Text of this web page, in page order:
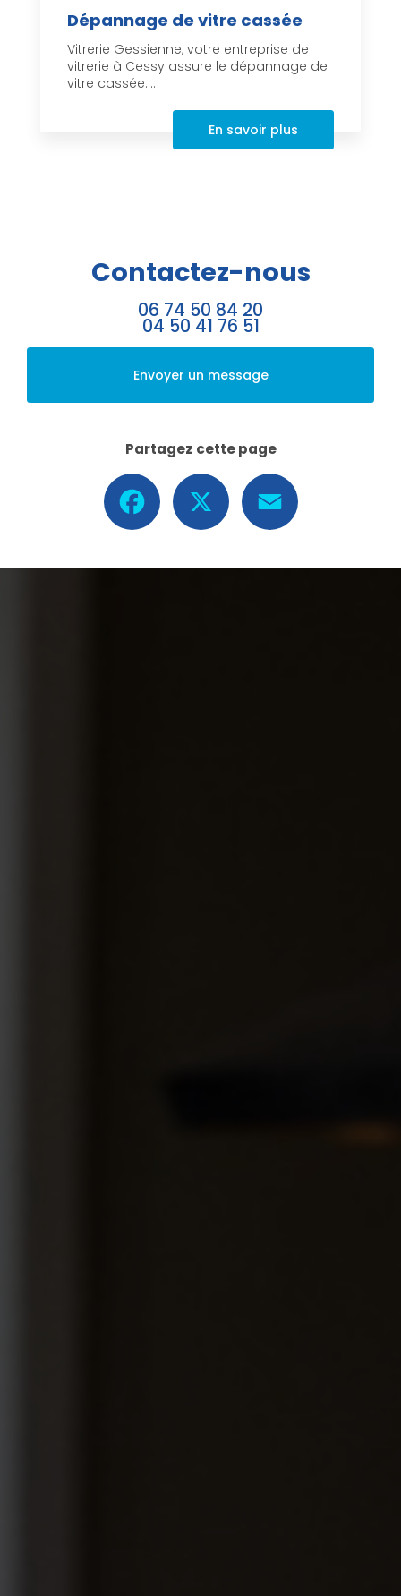
Dépannage de vitre cassée
Vitrerie Gessienne, votre entreprise de
vitrerie à Cessy assure le dépannage de
vitre cassée....
En savoir plus
Contactez-nous
06 74 50 84 20
04 50 41 76 51
Envoyer un message
Partagez cette page
Facebook